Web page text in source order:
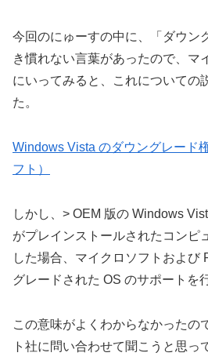
今回のにゅーすの中に、「ダウン
き慣れない言葉があったので、マ
にいってみると、これについての
た。
Windows Vista のダウングレード
フト）
しかし、> OEM 版の Windows
がプレインストールされたコンピ
した場合、マイクロソフトおよび
グレードされた OS のサポートを
この意味がよくわからなかったの
ト社に問い合わせて聞こうと思っ